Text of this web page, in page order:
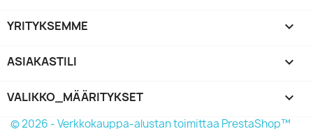
YRITYKSEMME 
ASIAKASTILI 
VALIKKO_MÄÄRITYKSET keyboard_arrow_down
© 2026 - Verkkokauppa-alustan toimittaa PrestaShop™